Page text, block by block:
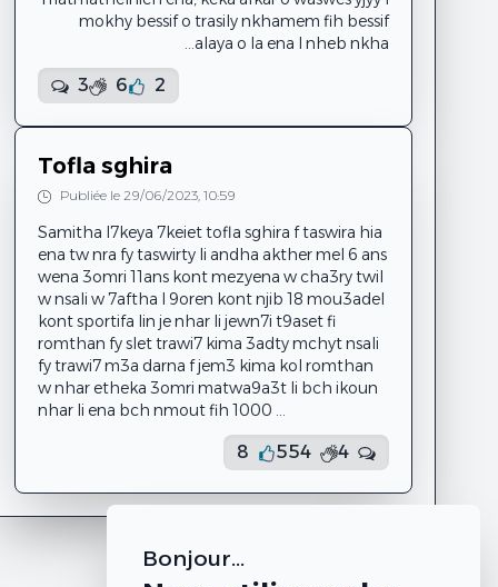
Bonjour...
mokhy bessif o trasily nkhamem fih bessif
alaya o la ena l nheb nkha...
2
6
3
Tofla sghira
Publiée le 29/06/2023, 10:59
Samitha l7keya 7keiet tofla sghira f taswira hia
ena tw nra fy taswirty li andha akther mel 6 ans
wena 3omri 11ans kont mezyena w cha3ry twil
w nsali w 7aftha l 9oren kont njib 18 mou3adel
kont sportifa lin je nhar li jewn7i t9aset fi
romthan fy slet trawi7 kima 3adty mchyt nsali
fy trawi7 m3a darna f jem3 kima kol romthan
w nhar etheka 3omri matwa9a3t li bch ikoun
nhar li ena bch nmout fih 1000 ...
8 554 4